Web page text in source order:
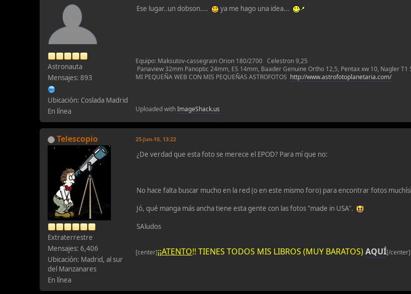
Astronauta
Mensajes: 893
Ubicación: Coslada Madrid
En línea
Ese lugar..un dobson.... ya me hago una idea...
Equipo: Maksutov-cassegrain Orion 180/2700 Celestron 9,25
Panaview 32mm Panoptic 24mm, ES 14mm, Baader Genuine Ortho 12,5, Pentax xw 10, Nagler T1
MI PEQUEÑA WEB CON MIS PEQUEÑAS ASTROFOTOS http://www.astrofotoplanetaria.com/
Uploaded withImageShack.us
Telescopio
Extraterrestre
Mensajes: 6,406
Ubicación: Madrid, al sur
del Manzanares
En línea
25-Jun-10, 13:22
¿De verdad que esta foto se merece el EPOD? Para mí que no:
No hace falta buscar mucho en la red (o en este mismo foro) para encontrar fotos
Jó, qué manga más ancha tiene esta gente con las fotos "made in USA".
SAludos
[center]¡¡ATENTO!! TIENES TODOS MIS LIBROS (MUY BARATOS)AQUÍ[/center]